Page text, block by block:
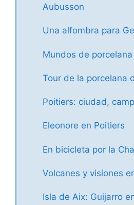
Aubusson
Una alfombra para
Mundos de
Tour de la porcelana
Poitiers: ciudad,
Eleonore en Poitiers
En bicicleta por la
Volcanes y visiones
Isla de Aix: Guijarro